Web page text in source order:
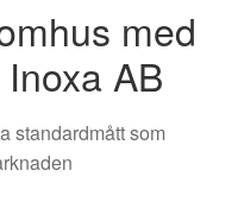
kan
väljas
på
med
AB
standardmått som